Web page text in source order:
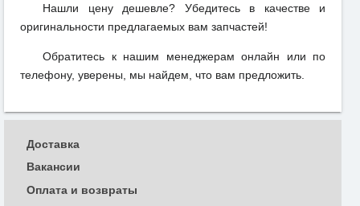
Нашли цену дешевле? Убедитесь в качестве и
оригинальности предлагаемых вам запчастей!
Обратитесь к нашим менеджерам онлайн или по
телефону, уверены, мы найдем, что вам предложить.
Доставка
Вакансии
Оплата и возвраты